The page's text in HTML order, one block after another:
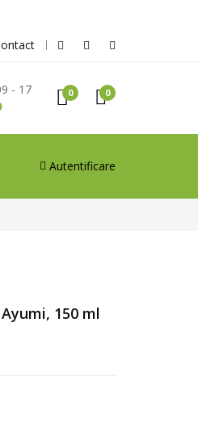
- 17 0 0
Autentificare
150 ml